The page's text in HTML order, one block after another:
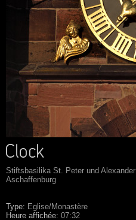
Stiftsbasilika St. Peter und Alexander
Aschaffenburg
Type: Eglise/Monastère
Heure affichée: 07:32